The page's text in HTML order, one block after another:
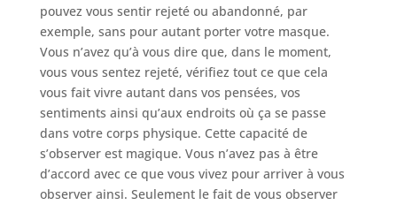
pouvez vous sentir rejeté ou abandonné, par
exemple, sans pour autant porter votre masque.
Vous n’avez qu’à vous dire que, dans le moment,
vous vous sentez rejeté, vérifiez tout ce que cela
vous fait vivre autant dans vos pensées, vos
sentiments ainsi qu’aux endroits où ça se passe
dans votre corps physique. Cette capacité de
s’observer est magique. Vous n’avez pas à être
d’accord avec ce que vous vivez pour arriver à vous
observer ainsi. Seulement le fait de vous observer